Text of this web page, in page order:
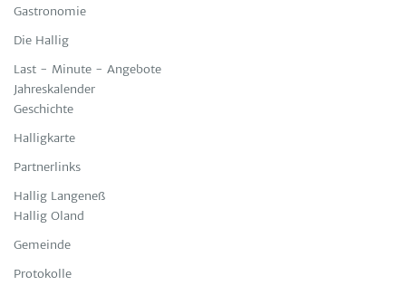
Gastronomie
Die Hallig
Last - Minute - Angebote
Jahreskalender
Geschichte
Halligkarte
Partnerlinks
Hallig Langeneß
Hallig Oland
Gemeinde
Protokolle